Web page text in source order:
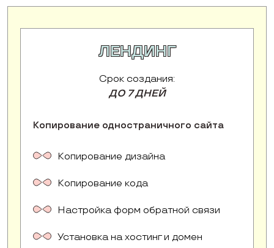
ЛЕНДИНГ
Срок создания:
ДО 7 ДНЕЙ
Копирование одностраничного сайта
Копирование дизайна
Копирование кода
Настройка форм обратной связи
Установка на хостинг и домен